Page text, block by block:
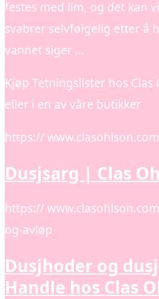
festes med lim, og det kan
svabrer selvfølgelig etter å
vannet siger …
Kjøp Tetningslister hos
eller i en av våre butikker
https://
Dusjsarg | Clas
https:// www.clasohlson.com
og-avløp
Dusjhoder og
Handle hos Clas